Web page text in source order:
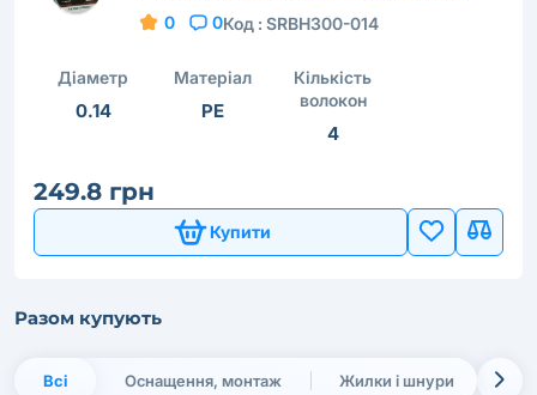
0 0Код : SRBH300-014
Діаметр
0.14
Матеріал
PE
Кількість
волокон
4
249.8 грн
Купити
Разом купують
Всі Оснащення, монтаж Жилки і шнури